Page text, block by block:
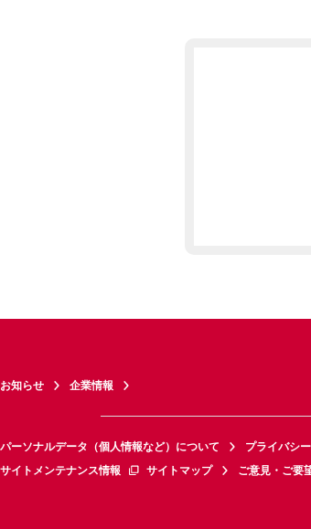
お知らせ 企業情報
パーソナルデータ（個人情報など）について プライバシ
サイトメンテナンス情報
サイトマップ ご意見・ご要